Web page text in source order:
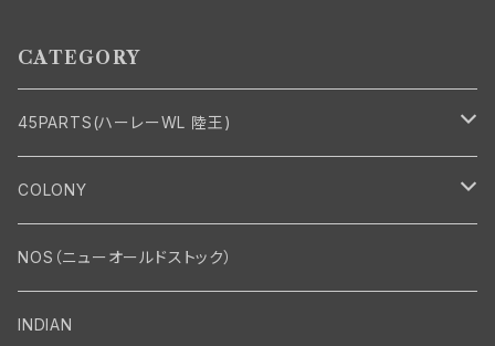
CATEGORY
45PARTS(ハーレーWL 陸王)
エンジン
エンジン・シリンダーヘッド
バルブ・タペット関係
マフラー・インテーク・キャブレター
マフラー関係
エレクトリカル
COLONY
Bolt・Nut
Nut
Front End・Rear End
NOS（ニューオールドストック）
INDIAN